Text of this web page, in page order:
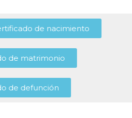
de nacimiento
de matrimonio
de defunción